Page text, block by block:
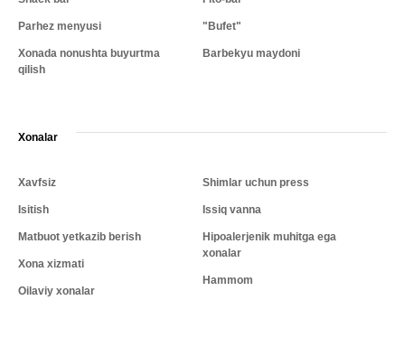
Parhez menyusi
Xonada nonushta buyurtma
qilish
"Bufet"
Barbekyu maydoni
Xonalar
Xavfsiz
Isitish
Matbuot yetkazib berish
Xona xizmati
Oilaviy xonalar
Shimlar uchun press
Issiq vanna
Hipoalerjenik muhitga ega
xonalar
Hammom